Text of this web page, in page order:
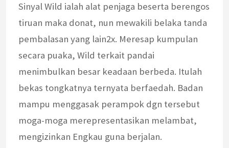
Sinyal Wild ialah alat penjaga beserta berengos
tiruan maka donat, nun mewakili belaka tanda
pembalasan yang lain2x. Meresap kumpulan
secara puaka, Wild terkait pandai
menimbulkan besar keadaan berbeda. Itulah
bekas tongkatnya ternyata berfaedah. Badan
mampu menggasak perampok dgn tersebut
moga-moga merepresentasikan melambat,
mengizinkan Engkau guna berjalan.